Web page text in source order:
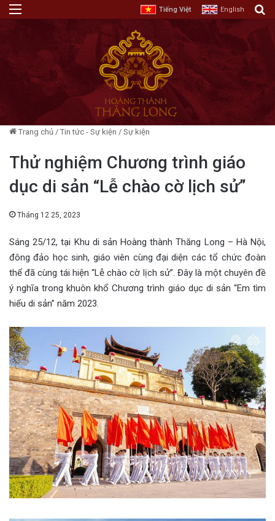
Tiếng Việt English
Trang chủ / Tin tức - Sự kiện / Sự kiện
Thử nghiệm Chương trình giáo
dục di sản “Lễ chào cờ lịch sử”
Tháng 12 25, 2023
Sáng 25/12, tại Khu di sản Hoàng thành Thăng Long – Hà Nội,
đông đảo học sinh, giáo viên cùng đại diện các tổ chức đoàn
thể đã cùng tái hiện “Lễ chào cờ lịch sử”. Đây là một chuyên đề
ý nghĩa trong khuôn khổ Chương trình giáo dục di sản “Em tìm
hiểu di sản” năm 2023.